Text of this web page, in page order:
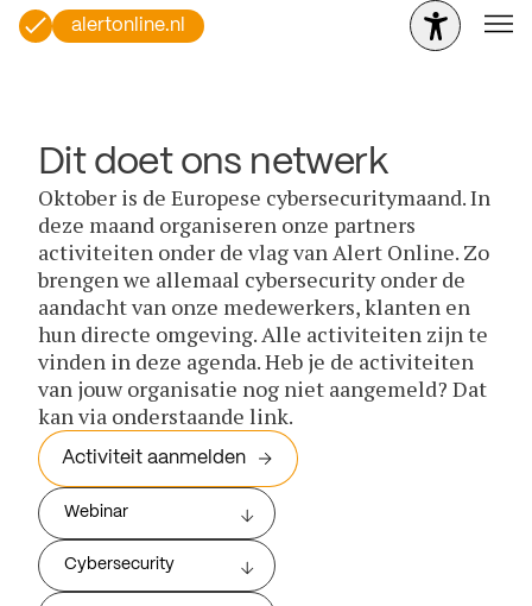
alertonline.nl
Dit doet ons netwerk
Oktober is de Europese cybersecuritymaand. In
deze maand organiseren onze partners
activiteiten onder de vlag van Alert Online. Zo
brengen we allemaal cybersecurity onder de
aandacht van onze medewerkers, klanten en
hun directe omgeving. Alle activiteiten zijn te
vinden in deze agenda. Heb je de activiteiten
van jouw organisatie nog niet aangemeld? Dat
kan via onderstaande link.
Activiteit aanmelden
Webinar
Cybersecurity